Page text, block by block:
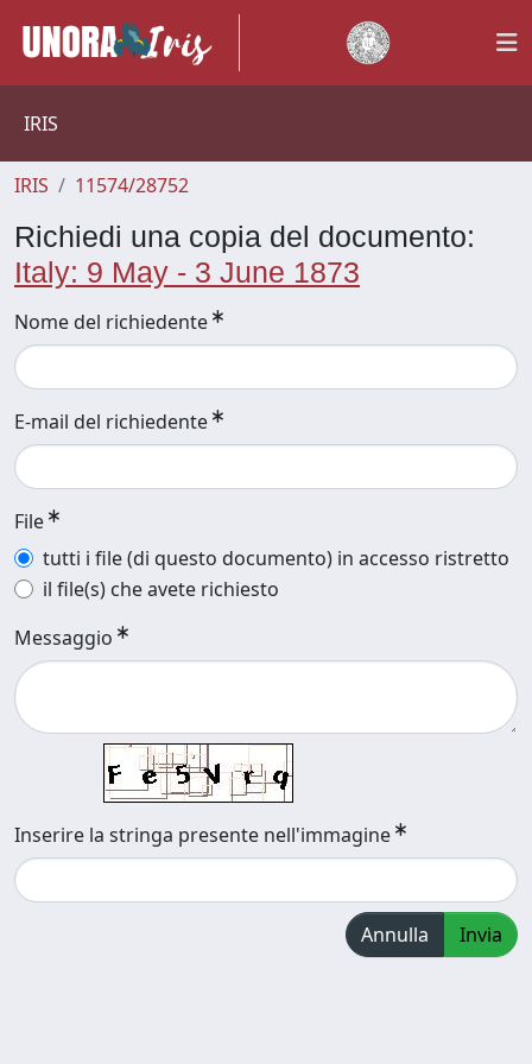
IRIS
IRIS 11574/28752
Richiedi una copia del documento:
Italy: 9 May - 3 June 1873
Nome del richiedente
E-mail del richiedente
File
tutti i file (di questo documento) in accesso ristretto
il file(s) che avete richiesto
Messaggio
Inserire la stringa presente nell'immagine
Annulla Invia